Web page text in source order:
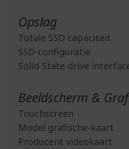
Opslag
Totale SSD capaciteit
SSD-configuratie
Solid State drive
Beeldscherm &
Touchscreen
Model grafische-kaart
Producent videokaart